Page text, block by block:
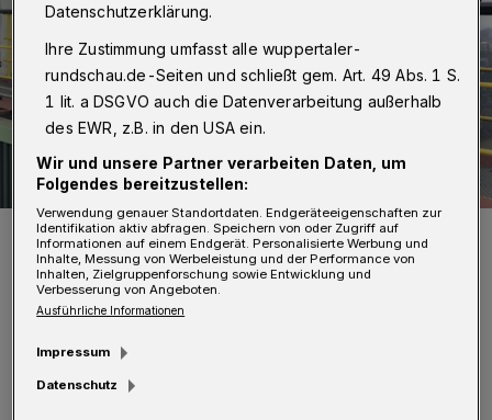
Die Delegation der Betreiberfirma Tokyo Electric Power Company
(TEPCO) besuchte a und informierte sich über die Energiewende in
Deutschland. Links im Bild: Oliver Wagner, Projektleiter in der
Abteilung Energie-, Verkehrs- und Klimapolitik am Wuppertal
Institut.
Foto: AWG
Datenschutzerklärung.
Ihre Zustimmung umfasst alle wuppertaler-
rundschau.de-Seiten und schließt gem. Art. 49 Abs. 1 S.
1 lit. a DSGVO auch die Datenverarbeitung außerhalb
des EWR, z.B. in den USA ein.
Wir und unsere Partner verarbeiten Daten, um
Folgendes bereitzustellen:
Verwendung genauer Standortdaten. Endgeräteeigenschaften zur
Identifikation aktiv abfragen. Speichern von oder Zugriff auf
Informationen auf einem Endgerät. Personalisierte Werbung und
Inhalte, Messung von Werbeleistung und der Performance von
Inhalten, Zielgruppenforschung sowie Entwicklung und
Verbesserung von Angeboten.
Ausführliche Informationen
Impressum
Datenschutz